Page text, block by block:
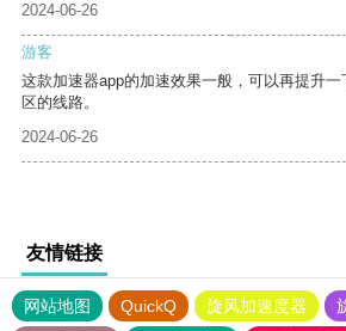
2024-06-26
游客
这款加速器app的加速效果一般，可以再提升
区的线路。
2024-06-26
友情链接
网站地图 QuickQ 旋风加速度器